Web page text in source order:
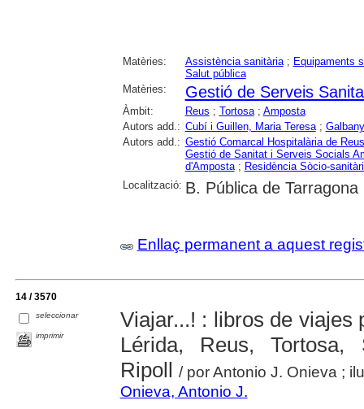
Matèries: Assistència sanitària; Equipaments
Salut pública
Matèries:
Gestió de Serveis
Àmbit: Reus ; Tortosa; Amposta
Autors add.: Cubí i Guillen, Maria Teresa;
Autors add.: Gestió Comarcal Hospitalària de Reus
Gestió de Sanitat i Serveis Socials
d'Amposta; Residència Sòcio-
Localització: B. Pública de Tarragona
Enllaç permanent a aquest
14 / 3570
seleccionar
imprimir
­Viajar...! : libros de viajes
Lérida, Reus, Tortosa,
Ripoll / por Antonio J. Onieva ;
Onieva, Antonio J.